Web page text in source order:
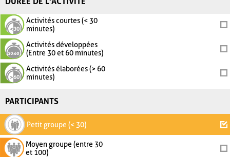
Activités courtes (< 30
minutes)
Activités développées
(Entre 30 et 60 minutes)
Activités élaborées (> 60
minutes)
PARTICIPANTS
Petit groupe (< 30)
Moyen groupe (entre 30
et 100)